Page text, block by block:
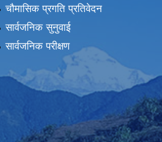
चौमासिक प्रगति प्रतिवेदन
सार्वजनिक सुनुवाई
सार्वजनिक परीक्षण